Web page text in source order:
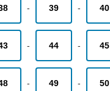
- 39 - 40
- 44 - 45
- 49 - 50